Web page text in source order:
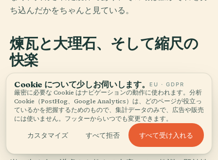
ち込んだかをちゃんと見ている。
煉瓦と大理石、そして縮尺の
快楽
パキスタンの建築は、帝国と気候、信仰、修復のあい
だの論争として建っている。もっとも誘惑的にそれを
示すのがLahoreだ。Lahore FortとShalimar
Gardensは、帝国の自信をたたえたムガルの幾何学を
演出し、Badshahi Mosqueは壮大さの問題を、恥じ
ないことによって解いてしまう。赤砂岩、大理石象
Cookie について少しお伺いします。 EU · GDPR
厳密に必要な Cookie はナビゲーションの動作に使われます。分析
Cookie（PostHog、Google Analytics）は、どのページが役立っ
ているかを把握するためのもので、集計データのみで、広告や販売
には使いません。フッターからいつでも変更できます。
カスタマイズ すべて拒否 すべて受け入れる